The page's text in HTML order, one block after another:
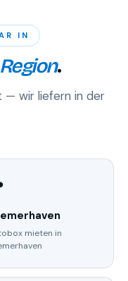
IN
Region.
— wir liefern in der
mieten in